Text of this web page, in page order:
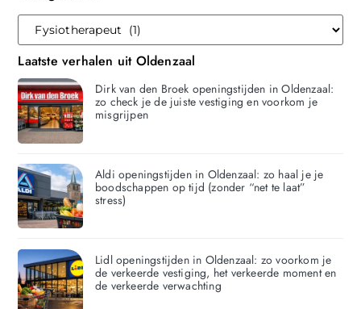
Laatste verhalen uit Oldenzaal
Dirk van den Broek openingstijden in Oldenzaal:
zo check je de juiste vestiging en voorkom je
misgrijpen
Aldi openingstijden in Oldenzaal: zo haal je je
boodschappen op tijd (zonder “net te laat”
stress)
Lidl openingstijden in Oldenzaal: zo voorkom je
de verkeerde vestiging, het verkeerde moment en
de verkeerde verwachting